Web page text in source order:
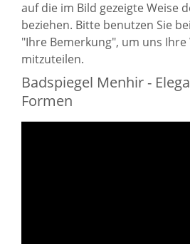
auf die im Bild gezeigte Weise
beziehen. Bitte benutzen Sie
"Ihre Bemerkung", um uns Ihre
mitzuteilen.
Badspiegel Menhir -
Formen